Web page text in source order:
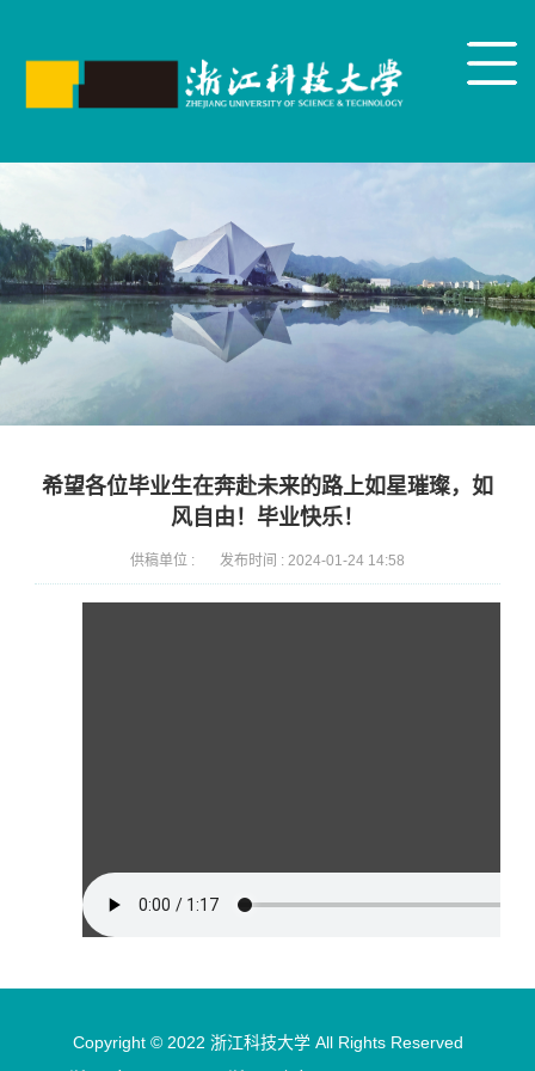
希望各位毕业生在奔赴未来的路上如星璀璨，如
风自由！毕业快乐！
供稿单位 : 发布时间 : 2024-01-24 14:58
Copyright © 2022 浙江科技大学 All Rights Reserved